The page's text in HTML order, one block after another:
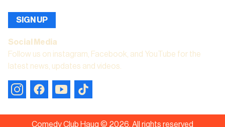
SIGN UP
Social Media
Follow us on instagram, Facebook, and YouTube for the
latest news, updates and videos.
Comedy Club Haug © 2026. All rights reserved